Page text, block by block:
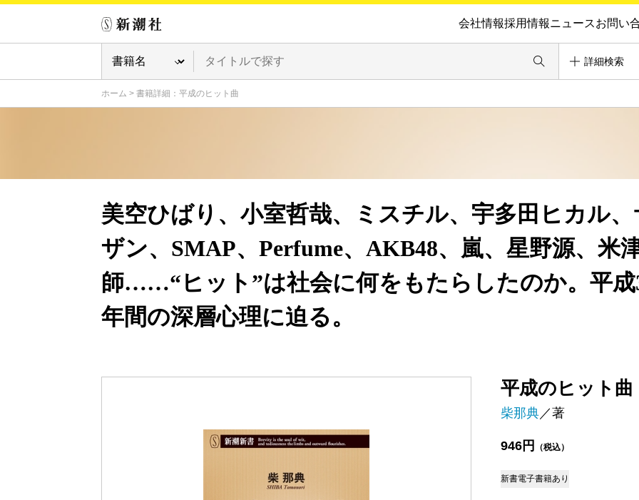
会社情報採用情報ニュースお問い
詳細検索
ホーム > 書籍詳細：平成のヒット曲
平成のヒット曲
柴那典／著
946円 （税込）
新書電子書籍あり
美空ひばり、小室哲哉、ミスチル、宇多田ヒカル、
ザン、SMAP、Perfume、AKB48、嵐、星野源、米
師……“ヒット”は社会に何をもたらしたのか。平成
年間の深層心理に迫る。